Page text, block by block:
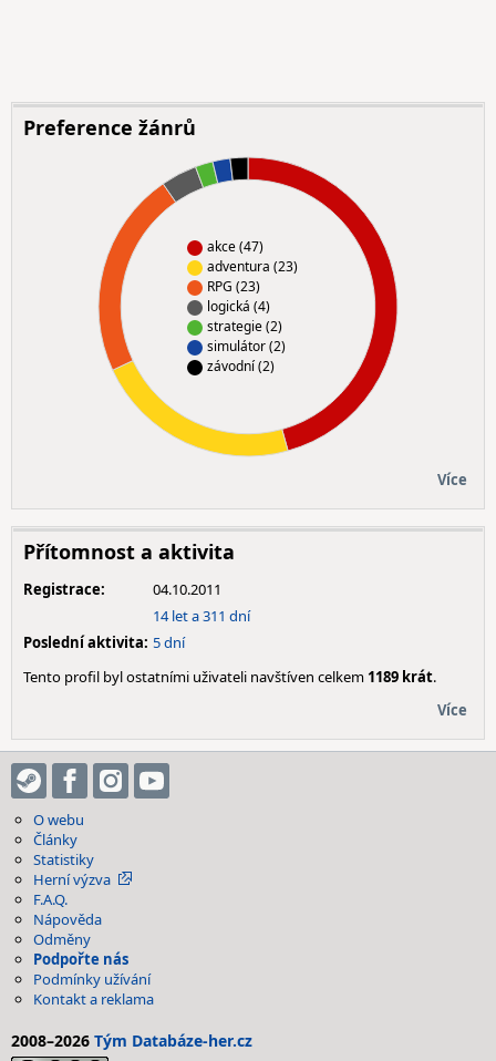
Preference žánrů
akce (47)
adventura (23)
RPG (23)
logická (4)
strategie (2)
simulátor (2)
závodní (2)
Více
Přítomnost a aktivita
Registrace:
04.10.2011
14 let a 311 dní
Poslední aktivita: 5 dní
Tento profil byl ostatními uživateli navštíven celkem 1189 krát.
Více
O webu
Články
Statistiky
Herní výzva
F.A.Q.
Nápověda
Odměny
Podpořte nás
Podmínky užívání
Kontakt a reklama
2008–2026 Tým Databáze-her.cz